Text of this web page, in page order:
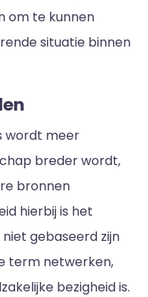
om te kunnen
situatie binnen
wordt meer
breder wordt,
bronnen
hierbij is het
gebaseerd zijn
term netwerken,
bezigheid is.